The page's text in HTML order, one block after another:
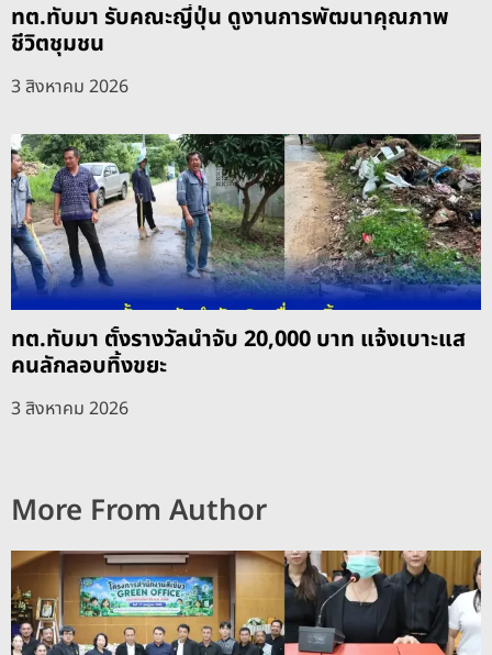
ทต.ทับมา รับคณะญี่ปุ่น ดูงานการพัฒนาคุณภาพ
ชีวิตชุมชน
3 สิงหาคม 2026
ทต.ทับมา ตั้งรางวัลนำจับ 20,000 บาท แจ้งเบาะแส
คนลักลอบทิ้งขยะ
3 สิงหาคม 2026
More From Author